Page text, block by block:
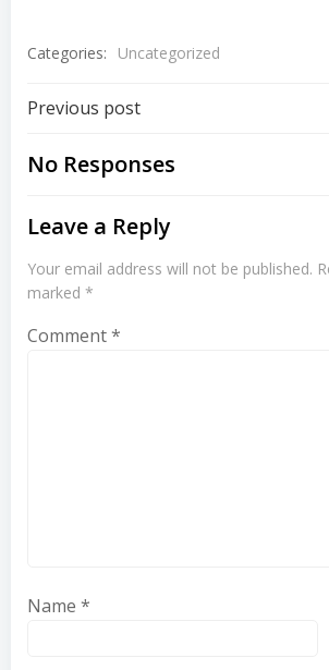
Categories: Uncategorized
Post
navigation
Previous post
No Responses
Leave a Reply
Your email address will not be published.
marked *
Comment*
Name *